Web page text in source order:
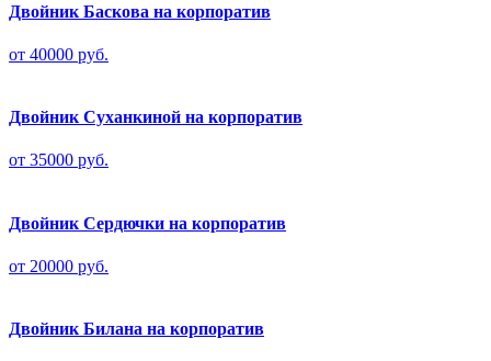
Двойник Баскова на корпоратив
от 40000 руб.
Двойник Суханкиной на корпоратив
от 35000 руб.
Двойник Сердючки на корпоратив
от 20000 руб.
Двойник Билана на корпоратив